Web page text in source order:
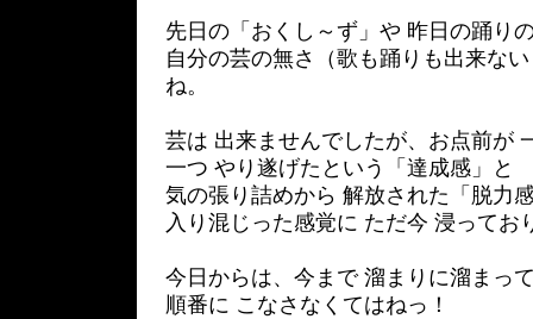
先日の「おくし～ず」や 昨日の踊り
自分の芸の無さ（歌も踊りも出来な
ね。
芸は 出来ませんでしたが、お点前が
一つ やり遂げたという「達成感」と
気の張り詰めから 解放された「脱力
入り混じった感覚に ただ今 浸ってお
今日からは、今まで 溜まりに溜まっ
順番に こなさなくてはねっ！